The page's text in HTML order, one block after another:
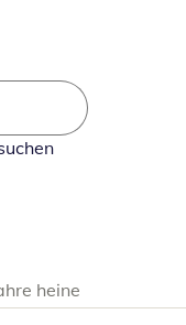
heine